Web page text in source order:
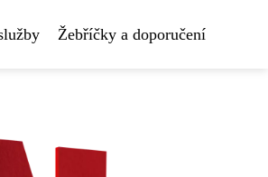
Žebříčky a doporučení